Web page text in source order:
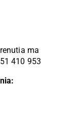
ma
410 953